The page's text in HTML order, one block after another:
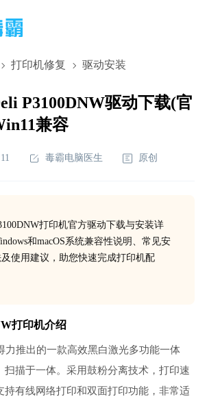
打印机修复 驱动安装
P3100DNW驱动下载(官
兼容
毒霸电脑医生 原创
打印机官方驱动下载与安装详
和macOS系统兼容性说明、常见安
使用建议，助您快速完成打印机配
打印机介绍
力推出的一款高效黑白激光多功能一体
扫描于一体。采用鼓粉分离技术，打印速
持有线网络打印和双面打印功能，非常适